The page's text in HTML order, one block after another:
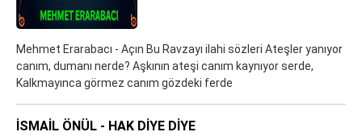
Mehmet Erarabacı - Açın Bu Ravzayı ilahi sözleri Ateşler yanıyor
canım, dumanı nerde? Aşkının ateşi canım kaynıyor serde,
Kalkmayınca görmez canım gözdeki ferde
İSMAIL ÖNÜL - HAK DIYE DIYE